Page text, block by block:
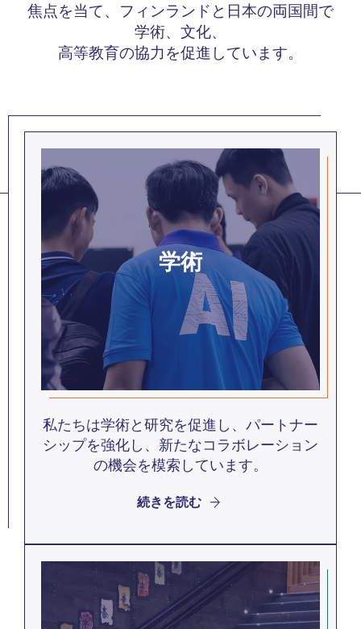
焦点を当て、フィンランドと日本の両国間で
学術、文化、
高等教育の協力を促進しています。
学術
私たちは学術と研究を促進し、パートナー
シップを強化し、新たなコラボレーション
の機会を模索しています。
続きを読む